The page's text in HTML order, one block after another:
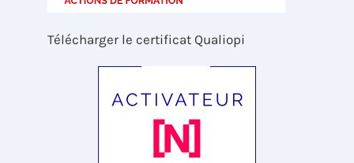
Télécharger le certificat Qualiopi